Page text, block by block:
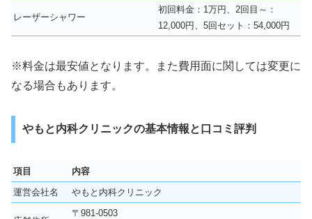
レーザーシャワー
初回料金：1万円、2回目～：
12,000円、5回セット：54,000円
※料金は最安値となります。また費用面に関しては変更に
なる場合もあります。
やもと内科クリニックの基本情報と口コミ評判
項目
内容
運営会社名
やもと内科クリニック
〒981-0503